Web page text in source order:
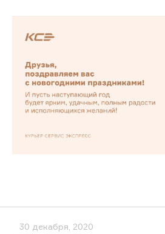
30 декабря, 2020